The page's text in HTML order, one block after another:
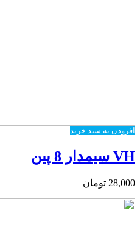
افزودن به سبد خرید
VH سیمدار 8 پین
28,000 تومان